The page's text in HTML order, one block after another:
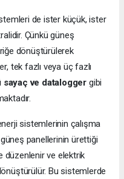
de ister küçük, ister
Çünkü güneş
dönüştürülerek
tek fazlı veya üç fazlı
ve datalogger gibi
sistemlerinin çalışma
panellerinin ürettiği
düzenlenir ve elektrik
Bu sistemlerde